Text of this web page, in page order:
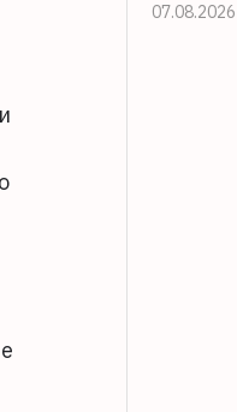
07.08.2026